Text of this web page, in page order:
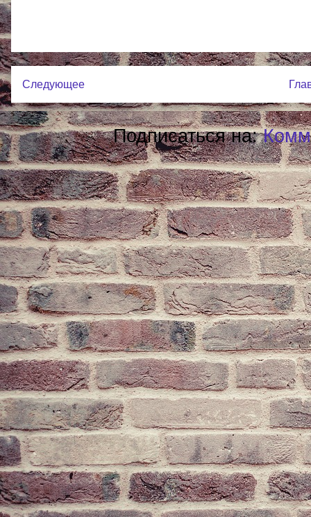
Следующее
Подписаться на: